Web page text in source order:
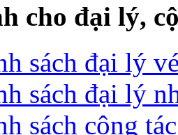
cho đại lý,
sách đại lý
sách đại lý
sách cộng